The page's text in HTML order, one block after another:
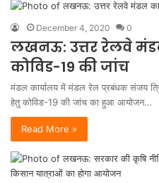
December 4, 2020 0
लखनऊ: उत्तर रेलवे
कोविड-19 की जांच
मंडल कार्यालय में मंडल रेल प्रबंधक संजय
हेतु कोविड-19 की जांच का हुआ आयोजन…
Read More »